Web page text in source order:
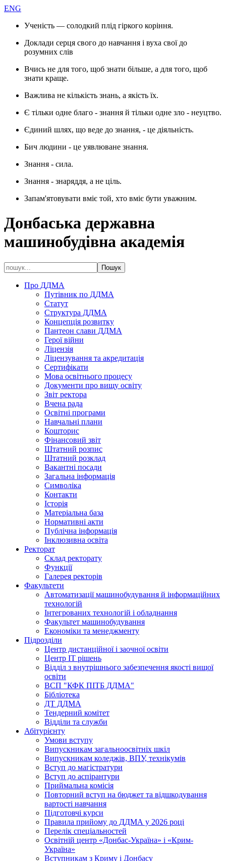
ENG
Ученість — солодкий плід гіркого коріння.
Доклади серця свого до навчання і вуха свої до
розумних слів
Вчись не для того, щоб знати більше, а для того, щоб
знати краще.
Важлива не кількість знань, а якість їх.
Є тільки одне благо - знання й тільки одне зло - неуцтво.
Єдиний шлях, що веде до знання, - це діяльність.
Бич людини - це уявлюване знання.
Знання - сила.
Знання - знаряддя, а не ціль.
Запам'ятовувати вміє той, хто вміє бути уважним.
Донбаська державна
машинобудівна академія
Про ДДМА
Путівник по ДДМА
Статут
Структура ДДМА
Концепція розвитку
Пантеон слави ДДМА
Герої війни
Ліцензія
Ліцензування та акредитація
Сертифікати
Мова освітнього процесу
Документи про вищу освіту
Звіт ректора
Вчена рада
Освітні програми
Навчальні плани
Кошторис
Фінансовий звіт
Штатний розпис
Штатний розклад
Вакантні посади
Загальна інформація
Символіка
Контакти
Історія
Матеріальна база
Нормативні акти
Публічна інформація
Інклюзивна освіта
Ректорат
Склад ректорату
Функції
Галерея ректорів
Факультети
Автоматизації машинобудування й інформаційних
технологій
Інтегрованих технологій і обладнання
Факультет машинобудування
Економіки та менеджменту
Підрозділи
Центр дистанційної і заочної освіти
Центр ІТ рішень
Відділ з внутрішнього забезпечення якості вищої
освіти
ВСП "КФК ПІТБ ДДМА"
Бібліотека
ДТ ДДМА
Тендерний комітет
Відділи та служби
Абітурієнту
Умови вступу
Випускникам загальноосвітніх шкіл
Випускникам коледжів, ВПУ, технікумів
Вступ до магістратури
Вступ до аспірантури
Приймальна комісія
Повторний вступ на бюджет та відшкодування
вартості навчання
Підготовчі курси
Правила прийому до ДДМА у 2026 році
Перелік спеціальностей
Освітній центр «Донбас-Україна» і «Крим-
Україна»
Вступникам з Криму і Донбасу